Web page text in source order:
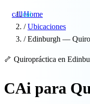
callcai
Home
/ Ubicaciones
/ Edinburgh —
🦴 Quiropráctica en
CAi para